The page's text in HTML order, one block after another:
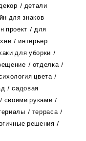
детали
для знаков
проект
для
интерьер
для уборки
отделка
цвета
садовая
своими руками
терраса
решения